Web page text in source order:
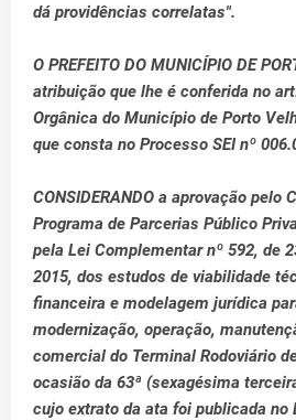
dá providências correlatas".
O PREFEITO DO MUNICÍPIO DE
atribuição que lhe é conferida no
Orgânica do Município de Porto
que consta no Processo SEI nº
CONSIDERANDO a aprovação pelo
Programa de Parcerias Público
pela Lei Complementar nº 592, de
2015, dos estudos de viabilidade
financeira e modelagem jurídica
modernização, operação,
comercial do Terminal Rodoviário
ocasião da 63ª (sexagésima
cujo extrato da ata foi publicada no